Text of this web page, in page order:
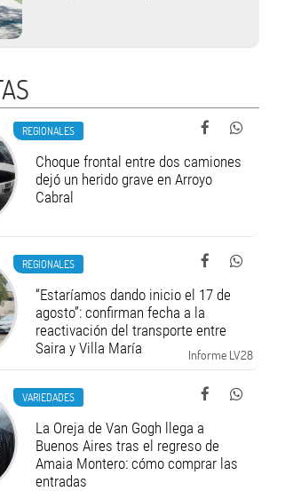
REGIONALES
Choque frontal entre dos camiones
dejó un herido grave en Arroyo
Cabral
REGIONALES
“Estaríamos dando inicio el 17 de
agosto”: confirman fecha a la
reactivación del transporte entre
Saira y Villa María
Informe LV28
VARIEDADES
La Oreja de Van Gogh llega a
Buenos Aires tras el regreso de
Amaia Montero: cómo comprar las
entradas